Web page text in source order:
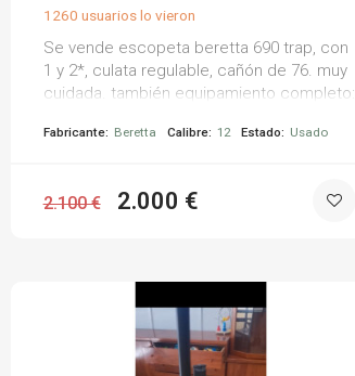
1260 usuarios lo vieron
Se vende escopeta beretta 690 trap, con
1 y 2*, culata regulable, cañón de 76. muy
cuidada. también equipamiento completo:
bolsas beretta portacartuchos - chaleco
no negociables.
Fabricante: Beretta Calibre: 12 Estado: Usado
2.100 € 2.000 €